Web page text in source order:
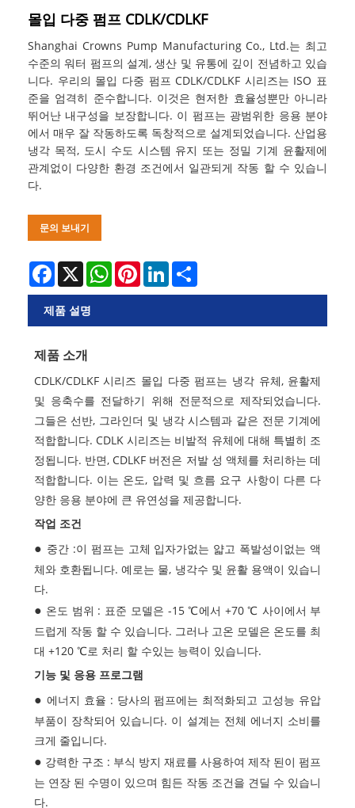
몰입 다중 펌프 CDLK/CDLKF
Shanghai Crowns Pump Manufacturing Co., Ltd.는 최고
수준의 워터 펌프의 설계, 생산 및 유통에 깊이 전념하고 있습
니다. 우리의 몰입 다중 펌프 CDLK/CDLKF 시리즈는 ISO 표
준을 엄격히 준수합니다. 이것은 현저한 효율성뿐만 아니라
뛰어난 내구성을 보장합니다. 이 펌프는 광범위한 응용 분야
에서 매우 잘 작동하도록 독창적으로 설계되었습니다. 산업용
냉각 목적, 도시 수도 시스템 유지 또는 정밀 기계 윤활제에
관계없이 다양한 환경 조건에서 일관되게 작동 할 수 있습니
다.
문의 보내기
Facebook
X WhatsAppPinterestLinkedIn
제품 설명
제품 소개
CDLK/CDLKF 시리즈 몰입 다중 펌프는 냉각 유체, 윤활제
및 응축수를 전달하기 위해 전문적으로 제작되었습니다.
그들은 선반, 그라인더 및 냉각 시스템과 같은 전문 기계에
적합합니다. CDLK 시리즈는 비발적 유체에 대해 특별히 조
정됩니다. 반면, CDLKF 버전은 저발 성 액체를 처리하는 데
적합합니다. 이는 온도, 압력 및 흐름 요구 사항이 다른 다
양한 응용 분야에 큰 유연성을 제공합니다.
작업 조건
중간 :이 펌프는 고체 입자가없는 얇고 폭발성이없는 액
체와 호환됩니다. 예로는 물, 냉각수 및 윤활 용액이 있습니
다.
온도 범위 : 표준 모델은 -15 ℃에서 +70 ℃ 사이에서 부
드럽게 작동 할 수 있습니다. 그러나 고온 모델은 온도를 최
대 +120 ℃로 처리 할 수있는 능력이 있습니다.
기능 및 응용 프로그램
에너지 효율 : 당사의 펌프에는 최적화되고 고성능 유압
부품이 장착되어 있습니다. 이 설계는 전체 에너지 소비를
크게 줄입니다.
강력한 구조 : 부식 방지 재료를 사용하여 제작 된이 펌프
는 연장 된 수명이 있으며 힘든 작동 조건을 견딜 수 있습니
다.